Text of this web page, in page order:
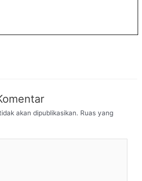
akan dipublikasikan. Ruas yang